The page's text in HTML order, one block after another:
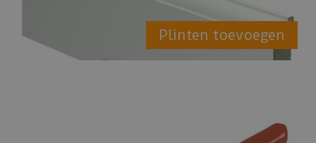
Plinten toevoegen